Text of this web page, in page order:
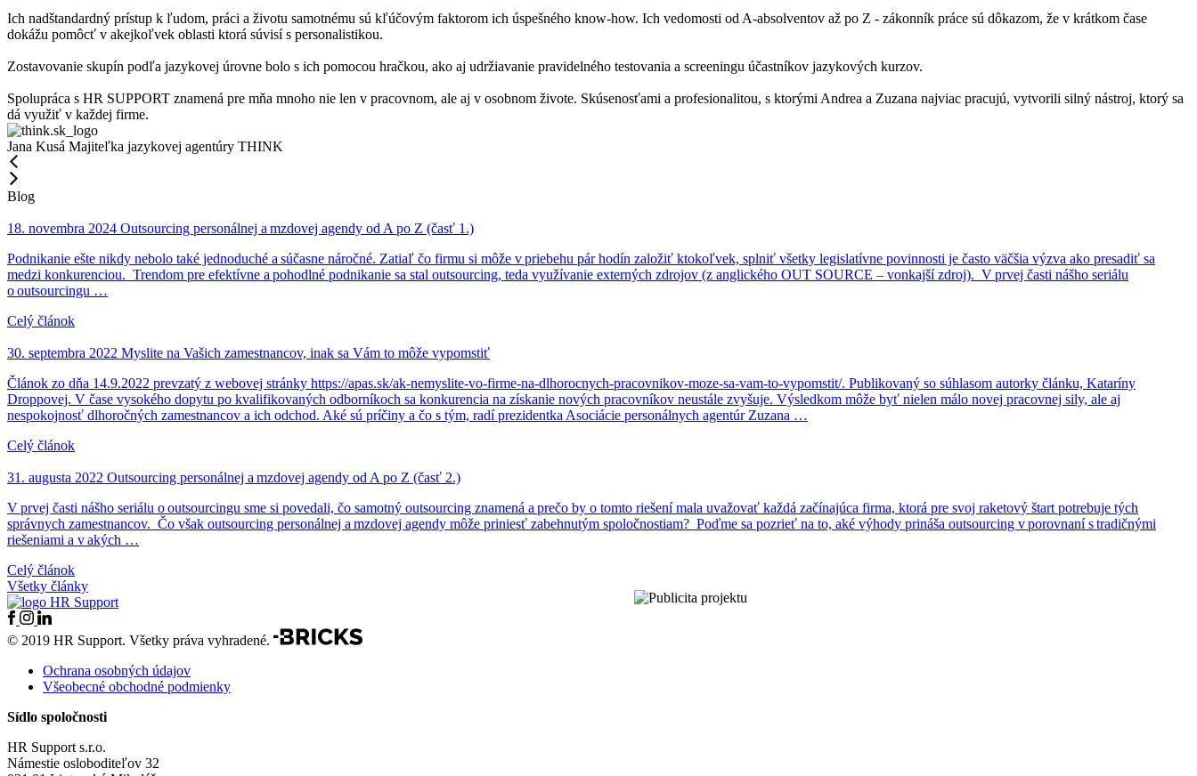
Ich nadštandardný prístup k ľudom, práci a životu samotnému sú kľúčovým faktorom ich úspešného know-how. Ich vedomosti od A-absolventov až po Z - zákonník práce sú dôkazom, že v krátkom čase
dokážu pomôcť v akejkoľvek oblasti ktorá súvisí s personalistikou.
Zostavovanie skupín podľa jazykovej úrovne bolo s ich pomocou hračkou, ako aj udržiavanie pravidelného testovania a screeningu účastníkov jazykových kurzov.
Spolupráca s HR SUPPORT znamená pre mňa mnoho nie len v pracovnom, ale aj v osobnom živote. Skúsenosťami a profesionalitou, s ktorými Andrea a Zuzana najviac pracujú, vytvorili silný nástroj, ktorý sa
dá využiť v každej firme.
Jana Kusá Majiteľka jazykovej agentúry THINK
Blog
18. novembra 2024 Outsourcing personálnej a mzdovej agendy od A po Z (časť 1.)
Podnikanie ešte nikdy nebolo také jednoduché a súčasne náročné. Zatiaľ čo firmu si môže v priebehu pár hodín založiť ktokoľvek, splniť všetky legislatívne povinnosti je často väčšia výzva ako presadiť sa
medzi konkurenciou. Trendom pre efektívne a pohodlné podnikanie sa stal outsourcing, teda využívanie externých zdrojov (z anglického OUT SOURCE – vonkajší zdroj). V prvej časti nášho seriálu
o outsourcingu …
Celý článok
30. septembra 2022 Myslite na Vašich zamestnancov, inak sa Vám to môže vypomstiť
Článok zo dňa 14.9.2022 prevzatý z webovej stránky https://apas.sk/ak-nemyslite-vo-firme-na-dlhorocnych-pracovnikov-moze-sa-vam-to-vypomstit/. Publikovaný so súhlasom autorky článku, Kataríny
Droppovej. V čase vysokého dopytu po kvalifikovaných odborníkoch sa konkurencia na získanie nových pracovníkov neustále zvyšuje. Výsledkom môže byť nielen málo novej pracovnej sily, ale aj
nespokojnosť dlhoročných zamestnancov a ich odchod. Aké sú príčiny a čo s tým, radí prezidentka Asociácie personálnych agentúr Zuzana …
Celý článok
31. augusta 2022 Outsourcing personálnej a mzdovej agendy od A po Z (časť 2.)
V prvej časti nášho seriálu o outsourcingu sme si povedali, čo samotný outsourcing znamená a prečo by o tomto riešení mala uvažovať každá začínajúca firma, ktorá pre svoj raketový štart potrebuje tých
správnych zamestnancov. Čo však outsourcing personálnej a mzdovej agendy môže priniesť zabehnutým spoločnostiam? Poďme sa pozrieť na to, aké výhody prináša outsourcing v porovnaní s tradičnými
riešeniami a v akých …
Celý článok
Všetky články
© 2019 HR Support. Všetky práva vyhradené.
Ochrana osobných údajov
Všeobecné obchodné podmienky
Sídlo spoločnosti
HR Support s.r.o.
Námestie osloboditeľov 32